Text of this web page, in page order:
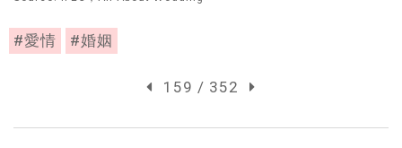
#愛情 #婚姻
159 / 352